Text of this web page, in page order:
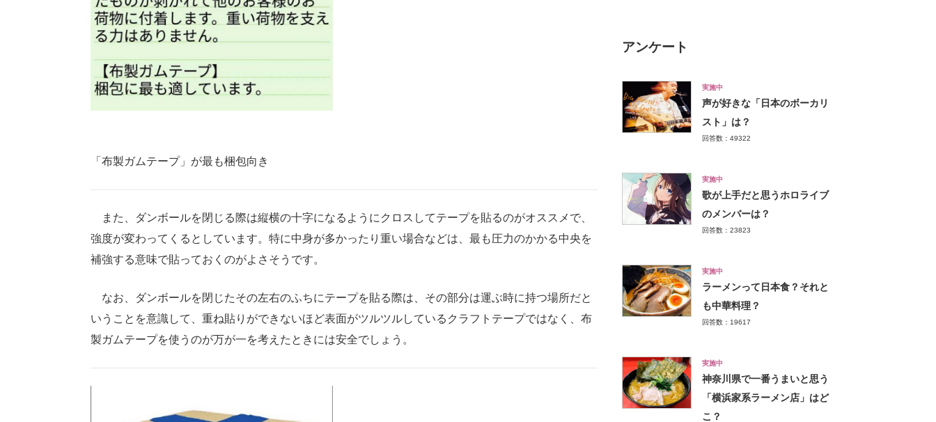
「布製ガムテープ」が最も梱包向き
また、ダンボールを閉じる際は縦横の十字になるようにクロスしてテープを貼るのがオススメで、
強度が変わってくるとしています。特に中身が多かったり重い場合などは、最も圧力のかかる中央を
補強する意味で貼っておくのがよさそうです。
なお、ダンボールを閉じたその左右のふちにテープを貼る際は、その部分は運ぶ時に持つ場所だと
いうことを意識して、重ね貼りができないほど表面がツルツルしているクラフトテープではなく、布
製ガムテープを使うのが万が一を考えたときには安全でしょう。
アンケート
実施中
声が好きな「日本のボーカリ
スト」は？
回答数：49322
実施中
歌が上手だと思うホロライブ
のメンバーは？
回答数：23823
実施中
ラーメンって日本食？それと
も中華料理？
回答数：19617
実施中
神奈川県で一番うまいと思う
「横浜家系ラーメン店」はど
こ？